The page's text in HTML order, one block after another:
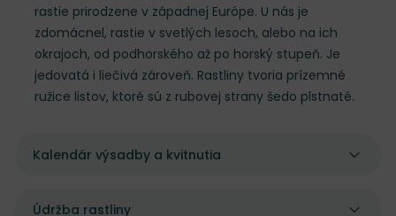
rastie prirodzene v západnej Európe. U nás je
zdomácnel, rastie v svetlých lesoch, alebo na ich
okrajoch, od podhorského až po horský stupeň. Je
jedovatá i liečivá zároveň. Rastliny tvoria prízemné
ružice listov, ktoré sú z rubovej strany šedo plstnaté.
Kalendár výsadby a kvitnutia
Údržba rastliny